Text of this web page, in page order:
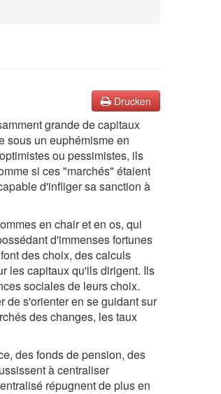
Drucken
grande de capitaux
sous un euphémisme en
ou pessimistes, ils
si ces "marchés" étaient
d'infliger sa sanction à
en chair et en os, qui
d'immenses fortunes
des choix, des calculs
les capitaux qu'ils dirigent. Ils
sociales de leurs choix.
de s'orienter en se guidant sur
des changes, les taux
des fonds de pension, des
à centraliser
répugnent de plus en